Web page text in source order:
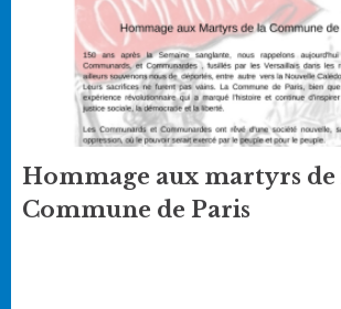
Hommage aux martyrs de
Commune de Paris